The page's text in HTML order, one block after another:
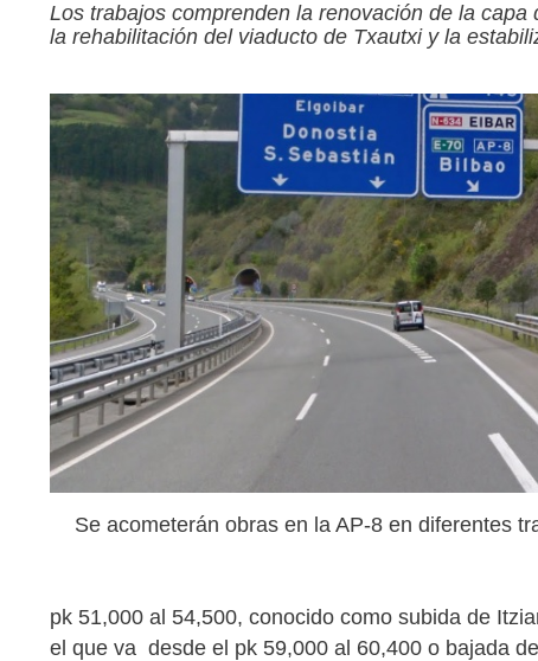
Los trabajos comprenden la renovación de la
la rehabilitación del viaducto de Txautxi y la
Se acometerán obras en la AP-8 en diferentes
pk 51,000 al 54,500, conocido como subida de
el que va desde el pk 59,000 al 60,400 o bajada